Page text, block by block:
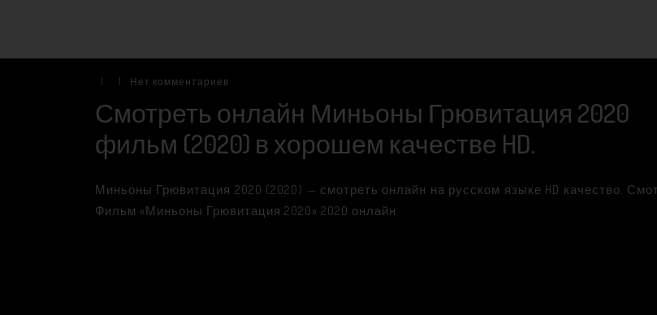
Нет комментариев
Смотреть онлайн Миньоны Грювитация 2020
фильм (2020) в хорошем качестве HD.
Миньоны Грювитация 2020 (2020) — смотреть онлайн на русском языке HD качество.
Фильм «Миньоны Грювитация 2020» 2020 онлайн